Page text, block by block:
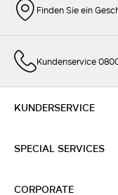
Finden Sie ein
Kundenservice
KUNDERSERVICE
SPECIAL SERVICES
CORPORATE